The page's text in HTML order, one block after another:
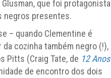
que foi protagonista
negros presentes.
– quando Clementine é
cozinha também negro (!),
Pitts (Craig Tate, de 12 Anos
de encontro dos dois